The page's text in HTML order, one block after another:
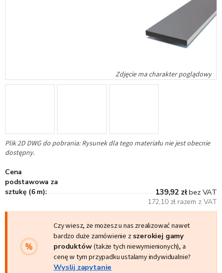
Plik 2D DWG do pobrania: Rysunek dla tego materiału nie jest obecnie
dostępny.
Cena
podstawowa za
sztukę (6 m):
139,92 złbez VAT
172,10 zł razem z VAT
Czy wiesz, że możesz u nas zrealizować nawet
bardzo duże zamówienie z szerokiej gamy
produktów(także tych niewymienionych), a
cenę w tym przypadku ustalamy indywidualnie?
Wyslij zapytanie